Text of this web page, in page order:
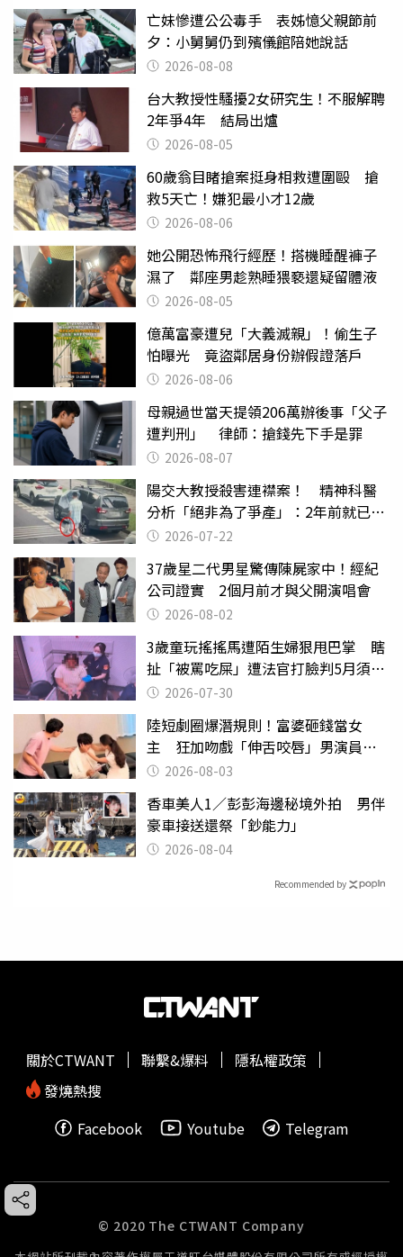
亡妹慘遭公公毒手 表姊憶父親節前
夕：小舅舅仍到殯儀館陪她說話
2026-08-08
台大教授性騷擾2女研究生！不服解聘
2年爭4年 結局出爐
2026-08-05
60歲翁目睹搶案挺身相救遭圍毆 搶
救5天亡！嫌犯最小才12歲
2026-08-06
她公開恐怖飛行經歷！搭機睡醒褲子
濕了 鄰座男趁熟睡猥褻還疑留體液
2026-08-05
億萬富豪遭兒「大義滅親」！偷生子
怕曝光 竟盜鄰居身份辦假證落戶
2026-08-06
母親過世當天提領206萬辦後事「父子
遭判刑」 律師：搶錢先下手是罪
2026-08-07
陽交大教授殺害連襟案！ 精神科醫
分析「絕非為了爭產」：2年前就已言
行詭異
2026-07-22
37歲星二代男星驚傳陳屍家中！經紀
公司證實 2個月前才與父開演唱會
2026-08-02
3歲童玩搖搖馬遭陌生婦狠甩巴掌 瞎
扯「被罵吃屎」遭法官打臉判5月須入
監 2026-07-30
陸短劇圈爆潛規則！富婆砸錢當女
主 狂加吻戲「伸舌咬唇」男演員崩
潰 2026-08-03
香車美人1／彭彭海邊秘境外拍 男伴
豪車接送還祭「鈔能力」
2026-08-04
Recommended by
關於CTWANT 聯繫&爆料
隱私權政策
發燒熱搜
Facebook
Youtube Telegram
© 2020 The CTWANT Company